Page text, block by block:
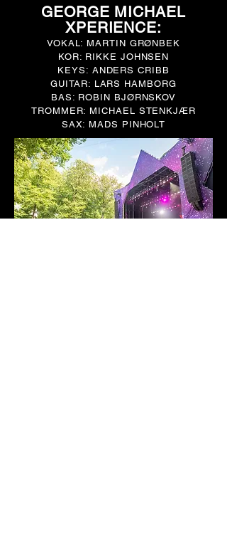
GEORGE MICHAEL
XPERIENCE:
VOKAL: MARTIN GRØNBEK
KOR: RIKKE JOHNSEN
KEYS: ANDERS CRIBB
GUITAR: LARS HAMBORG
BAS: ROBIN BJØRNSKOV
TROMMER: MICHAEL STENKJÆR
SAX: MADS PINHOLT